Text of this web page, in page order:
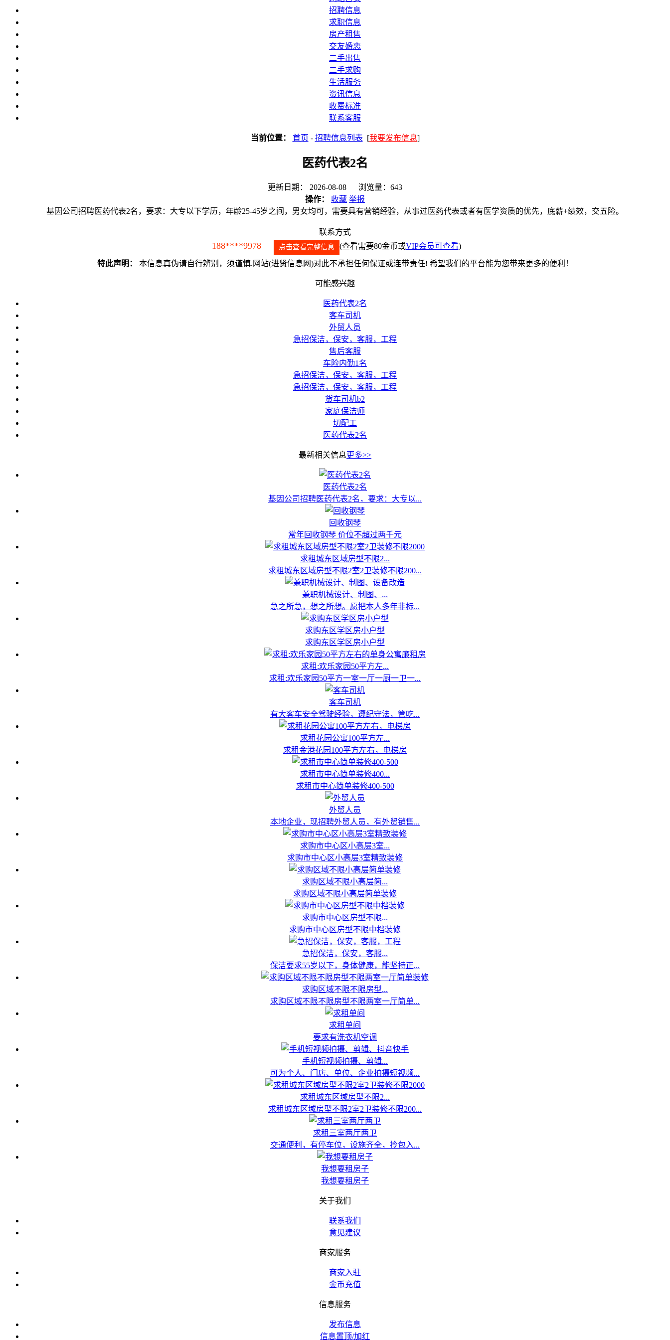
招聘信息
求职信息
房产租售
交友婚恋
二手出售
二手求购
生活服务
资讯信息
收费标准
联系客服
当前位置： 首页 - 招聘信息列表 [我要发布信息]
医药代表2名
更新日期： 2026-08-08 浏览量：643
操作：
收藏 举报
基因公司招聘医药代表2名，要求：大专以下学历，年龄25-45岁之间，男女均可，需要具有营销经验，从事过医药代表或者有医学资质的优先，底薪+绩效，交五险。
联系方式
188****9978 点击查看完整信息 (查看需要80金币或VIP会员可查看)
特此声明： 本信息真伪请自行辨别，须谨慎.网站(进贤信息网)对此不承担任何保证或连带责任! 希望我们的平台能为您带来更多的便利！
可能感兴趣
医药代表2名
客车司机
外贸人员
急招保洁，保安，客服，工程
售后客服
车险内勤1名
急招保洁，保安，客服，工程
急招保洁，保安，客服，工程
货车司机b2
家庭保洁师
切配工
医药代表2名
最新相关信息更多>>
医药代表2名
基因公司招聘医药代表2名，要求：大专以...
回收钢琴
常年回收钢琴 价位不超过两千元
求租城东区域房型不限2...
求租城东区域房型不限2室2卫装修不限200...
兼职机械设计、制图、...
急之所急，想之所想。愿把本人多年非标...
求购东区学区房小户型
求购东区学区房小户型
求租:欢乐家园50平方左...
求租:欢乐家园50平方一室一厅一厨一卫一...
客车司机
有大客车安全驾驶经验，遵纪守法，管吃...
求租花园公寓100平方左...
求租金港花园100平方左右，电梯房
求租市中心简单装修400...
求租市中心简单装修400-500
外贸人员
本地企业，现招聘外贸人员，有外贸销售...
求购市中心区小高层3室...
求购市中心区小高层3室精致装修
求购区域不限小高层简...
求购区域不限小高层简单装修
求购市中心区房型不限...
求购市中心区房型不限中档装修
急招保洁，保安，客服...
保洁要求55岁以下，身体健康，能坚持正...
求购区域不限不限房型...
求购区域不限不限房型不限两室一厅简单...
求租单间
要求有洗衣机空调
手机短视频拍摄、剪辑...
可为个人、门店、单位、企业拍摄短视频...
求租城东区域房型不限2...
求租城东区域房型不限2室2卫装修不限200...
求租三室两厅两卫
交通便利，有停车位，设施齐全，拎包入...
我想要租房子
我想要租房子
关于我们
联系我们
意见建议
商家服务
商家入驻
金币充值
信息服务
发布信息
信息置顶/加红